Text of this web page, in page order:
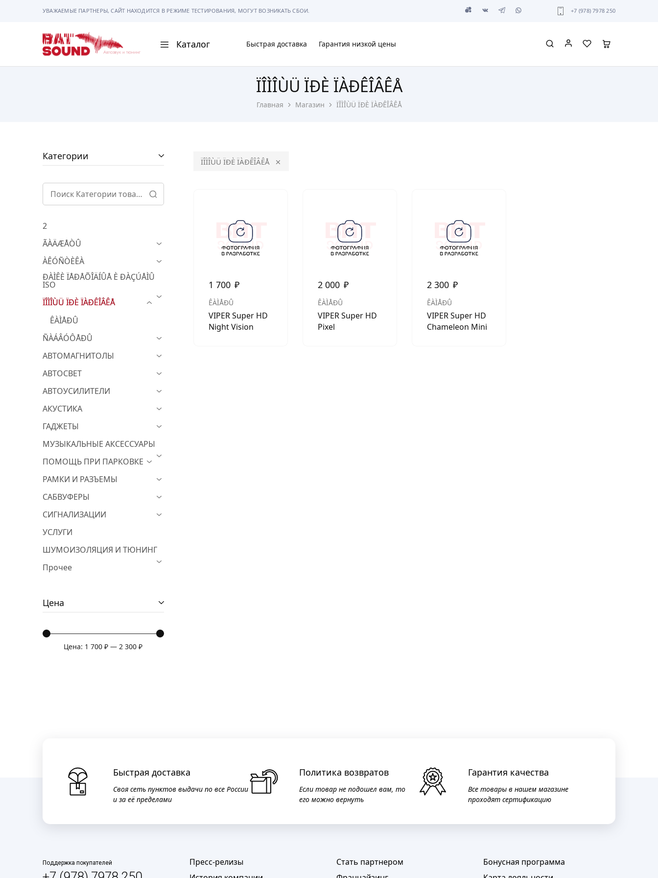
УВАЖАЕМЫЕ ПАРТНЕРЫ, САЙТ НАХОДИТСЯ В РЕЖИМЕ ТЕСТИРОВАНИЯ, МОГУТ ВОЗНИКАТЬ СБОИ. +7 (978) 7978 250
BAT
Sound
Каталог
ГАДЖЕТЫ
СИГНАЛИЗАЦИИ
ПОМОЩЬ ПРИ ПАРКОВКЕ
МУЗЫКАЛЬНЫЕ АКСЕССУАРЫ
ШУМОИЗОЛЯЦИЯ
КОВРИКИ и ХИМИЯ
Быстрая доставка Гарантия низкой цены
Главная Магазин ÏÎÌÎÙÜ ÏÐÈ ÏÀÐÊÎÂÊÅ
ÏÎÌÎÙÜ ÏÐÈ ÏÀÐÊÎÂÊÅ
ÏÎÌÎÙÜ ÏÐÈ ÏÀÐÊÎÂÊÅ
1 700 ₽
ÊÀÌÅÐÛ
VIPER Super HD
Night Vision
2 000 ₽
ÊÀÌÅÐÛ
VIPER Super HD
Pixel
2 300 ₽
ÊÀÌÅÐÛ
VIPER Super HD
Chameleon Mini
Категории
2
ÃÀÄÆÅÒÛ
ÀÊÓÑÒÈÊÀ
ÐÀÌÊÈ ÏÅÐÅÕÎÄÍÛÅ È ÐÀÇÚÅÌÛ
ISO
ÏÎÌÎÙÜ ÏÐÈ ÏÀÐÊÎÂÊÅ
ÊÀÌÅÐÛ
ÑÀÁÂÓÔÅÐÛ
АВТОМАГНИТОЛЫ
АВТОСВЕТ
АВТОУСИЛИТЕЛИ
АКУСТИКА
ГАДЖЕТЫ
МУЗЫКАЛЬНЫЕ АКСЕССУАРЫ
ПОМОЩЬ ПРИ ПАРКОВКЕ
РАМКИ И РАЗЪЕМЫ
САБВУФЕРЫ
СИГНАЛИЗАЦИИ
УСЛУГИ
ШУМОИЗОЛЯЦИЯ И ТЮНИНГ
Прочее
Цена
Цена: 1 700 ₽ —2 300 ₽
Быстрая доставка
Своя сеть пунктов выдачи по все России
и за её пределами
Политика возвратов
Если товар не подошел вам, то
его можно вернуть
Гарантия качества
Все товары в нашем магазине
проходят сертификацию
Поддержка покупателей
Пресс-релизы
Стать партнером
Бонусная программа